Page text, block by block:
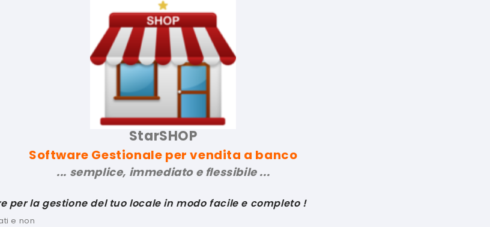
StarSHOP
Software Gestionale per vendita a banco
... semplice, immediato e flessibile ...
per la gestione del tuo locale in modo facile e completo !
e non